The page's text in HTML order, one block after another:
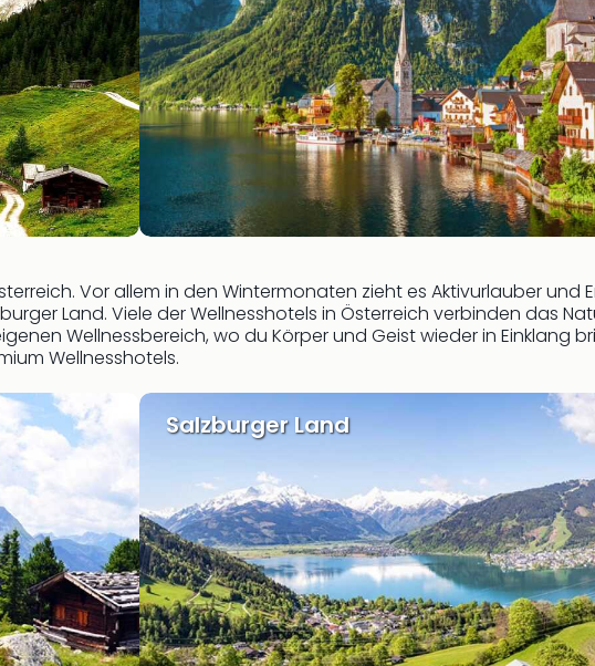
Vor allem in den Wintermonaten zieht es Aktivurlauber und
Land. Viele der Wellnesshotels in Österreich verbinden das
Wellnessbereich, wo du Körper und Geist wieder in Einklang
Wellnesshotels.
Salzburger Land